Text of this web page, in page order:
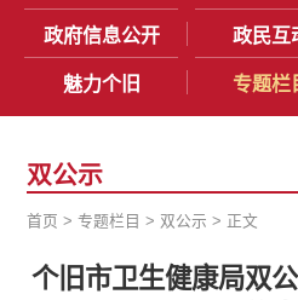
政府信息公开 政民互
魅力个旧 专题栏
双公示
首页 >专题栏目 > 双公示 > 正文
个旧市卫生健康局双